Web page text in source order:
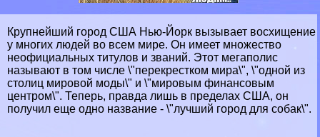
Крупнейший город США Нью-Йорк вызывает восхищение
у многих людей во всем мире. Он имеет множество
неофициальных титулов и званий. Этот мегаполис
называют в том числе \"перекрестком мира\", \"одной из
столиц мировой моды\" и \"мировым финансовым
центром\". Теперь, правда лишь в пределах США, он
получил еще одно название - \"лучший город для собак\".